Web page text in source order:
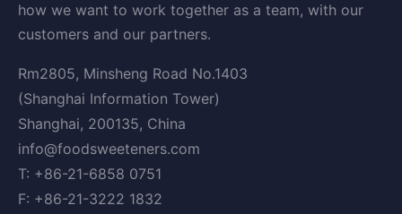
how we want to work together as a team, with our
customers and our partners.
Rm2805, Minsheng Road No.1403
(Shanghai Information Tower)
Shanghai, 200135, China
info@foodsweeteners.com
T: +86-21-6858 0751
F: +86-21-3222 1832